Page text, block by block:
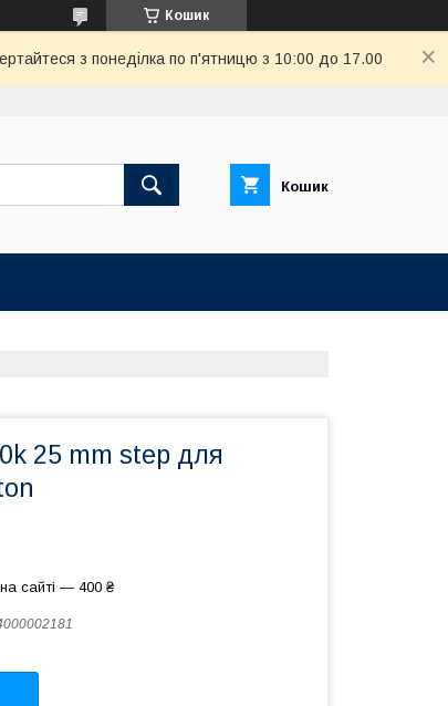
Кошик
з понеділка по п'ятницю з 10:00 до 17.00
Кошик
25 mm step для
сайті — 400 ₴